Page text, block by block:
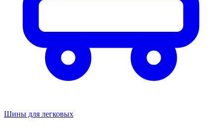
Шины для легковых